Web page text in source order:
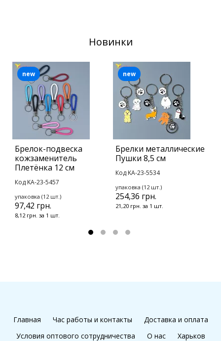
Новинки
Брелок-подвеска
кожзаменитель
Плетёнка 12 см
Код KA-23-5457
упаковка (12 шт.)
97,42 грн.
8,12 грн. за 1 шт.
new
Брелки металлические
Пушки 8,5 см
Код KA-23-5534
упаковка (12 шт.)
254,36 грн.
21,20 грн. за 1 шт.
new
Главная Час работы и контакты
Доставка и оплата
Условия оптового сотрудничества
О нас Харьков